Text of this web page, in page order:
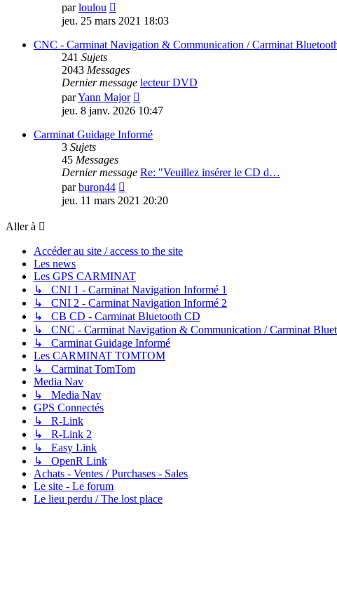
parloulou
le
message
jeu. 25 mars 2021 18:03
CNC - Carminat Navigation & Communication / Carminat
241 Sujets
2043 Messages
Dernier message lecteur DVD
parYann Major
le
message
jeu. 8 janv. 2026 10:47
Carminat Guidage Informé
3 Sujets
45 Messages
Dernier message Re: "Veuillez insérer le CD d…
parburon44
le
jeu. 11 mars 2021 20:20
Aller à
Accéder au site / access to the site
Les news
Les GPS CARMINAT
↳ CNI 1 - Carminat Navigation Informé 1
↳ CNI 2 - Carminat Navigation Informé 2
↳ CB CD - Carminat Bluetooth CD
↳ CNC - Carminat Navigation & Communication / Carminat
↳ Carminat Guidage Informé
Les CARMINAT TOMTOM
↳ Carminat TomTom
Media Nav
↳ Media Nav
GPS Connectés
↳ R-Link
↳ R-Link 2
↳ Easy Link
↳ OpenR Link
Achats - Ventes / Purchases - Sales
Le site - Le forum
Le lieu perdu / The lost place